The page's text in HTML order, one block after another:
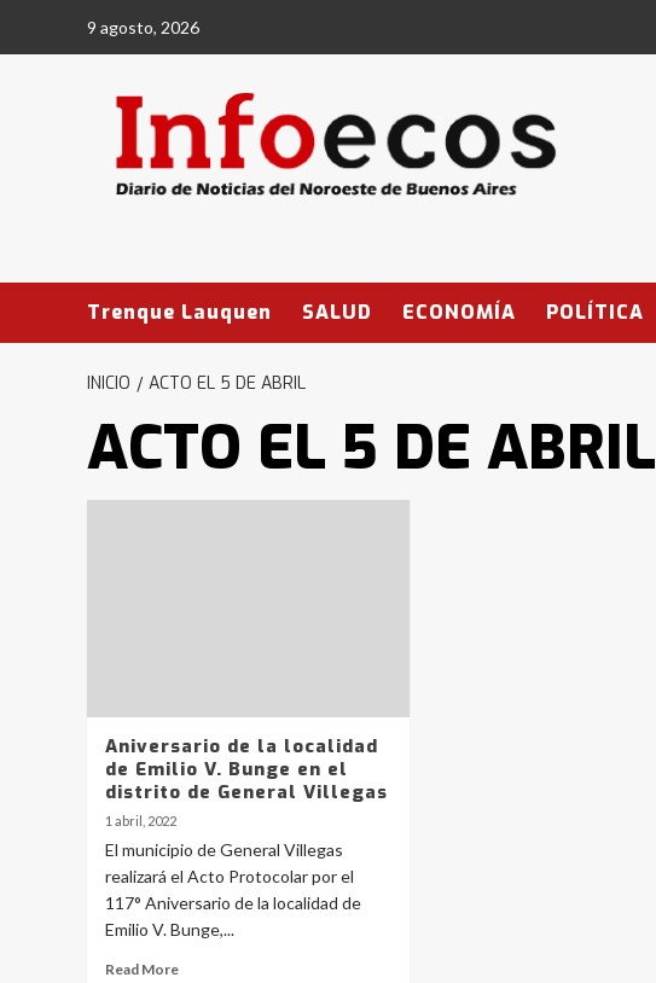
9 agosto, 2026
Trenque Lauquen SALUD ECONOMÍA POLÍTICA
INICIO ACTO EL 5 DE ABRIL
ACTO EL 5 DE ABRIL
Aniversario de la localidad
de Emilio V. Bunge en el
distrito de General Villegas
1 abril, 2022
El municipio de General Villegas
realizará el Acto Protocolar por el
117° Aniversario de la localidad de
Emilio V. Bunge,...
Read More